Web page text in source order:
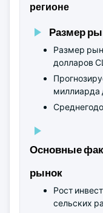
регионе
Размер
Размер
долларов
Основные
рынок
Рост
сельских